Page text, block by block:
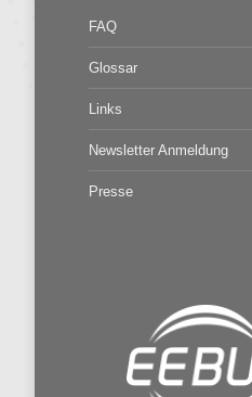
FAQ
Glossar
Links
Newsletter Anmeldung
Presse